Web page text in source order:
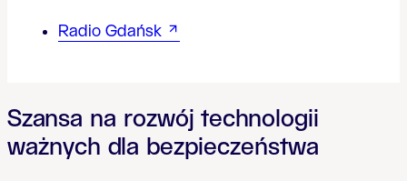
Radio Gdańsk
Szansa na rozwój technologii
ważnych dla bezpieczeństwa